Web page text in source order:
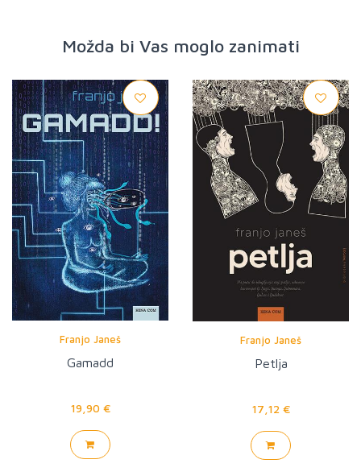
Možda bi Vas moglo zanimati
Franjo Janeš
Gamadd
19,90 €
Franjo Janeš
Petlja
17,12 €